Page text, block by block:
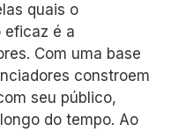
quais o
eficaz é a
Com uma base
constroem
seu público,
do tempo. Ao